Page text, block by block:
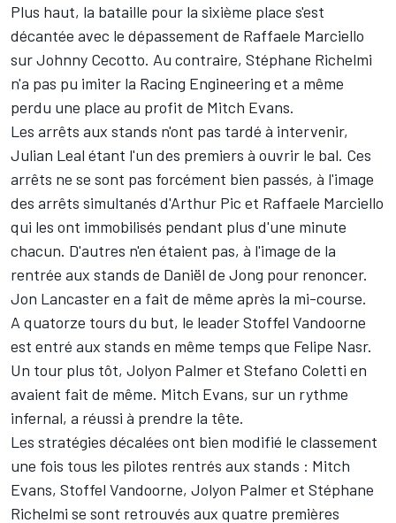
Plus haut, la bataille pour la sixième place s'est
décantée avec le dépassement de Raffaele Marciello
sur Johnny Cecotto. Au contraire, Stéphane Richelmi
n'a pas pu imiter la Racing Engineering et a même
perdu une place au profit de Mitch Evans.
Les arrêts aux stands n'ont pas tardé à intervenir,
Julian Leal étant l'un des premiers à ouvrir le bal. Ces
arrêts ne se sont pas forcément bien passés, à l'image
des arrêts simultanés d'Arthur Pic et Raffaele Marciello
qui les ont immobilisés pendant plus d'une minute
chacun. D'autres n'en étaient pas, à l'image de la
rentrée aux stands de Daniël de Jong pour renoncer.
Jon Lancaster en a fait de même après la mi-course.
A quatorze tours du but, le leader Stoffel Vandoorne
est entré aux stands en même temps que Felipe Nasr.
Un tour plus tôt, Jolyon Palmer et Stefano Coletti en
avaient fait de même. Mitch Evans, sur un rythme
infernal, a réussi à prendre la tête.
Les stratégies décalées ont bien modifié le classement
une fois tous les pilotes rentrés aux stands : Mitch
Evans, Stoffel Vandoorne, Jolyon Palmer et Stéphane
Richelmi se sont retrouvés aux quatre premières